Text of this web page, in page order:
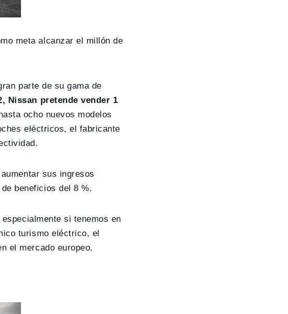
meta alcanzar el millón de
parte de su gama de
Nissan pretende vender 1
ocho nuevos modelos
eléctricos, el fabricante
sus ingresos
beneficios del 8 %.
si tenemos en
turismo eléctrico, el
el mercado europeo,